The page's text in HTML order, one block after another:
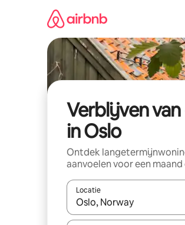
Verblijven
in Oslo
Ontdek
aanvoelen voor een
Locatie
Wanneer er resultaten